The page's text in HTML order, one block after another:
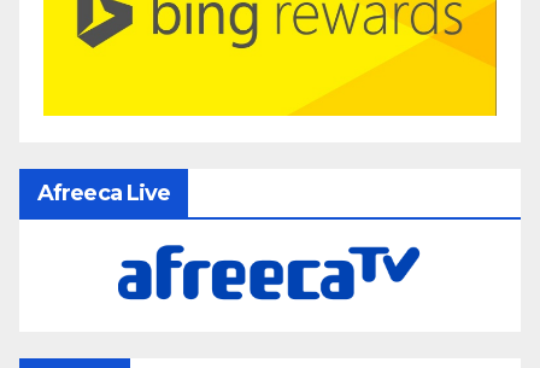
Afreeca Live